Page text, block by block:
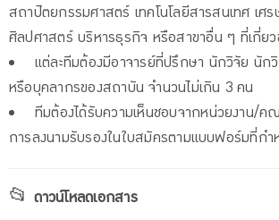
สถาปัตยกรรมศาสตร์ เทคโนโลยีสารสนเทศ เศ
ศิลปศาสตร์ บริหารธุรกิจ หรือสาขาอื่น ๆ ที่เกี่ยว
แต่ละทีมต้องมีอาจารย์ที่ปรึกษา นักวิจัย นักวิ
หรือบุคลากรของสถาบัน จำนวนไม่เกิน 3 คน
ทีมต้องได้รับความเห็นชอบจากหน่วยงาน/ค
การลงนามรับรองในใบสมัครตามแบบฟอร์มที่กำ
📂 ดาวน์โหลดเอกสาร